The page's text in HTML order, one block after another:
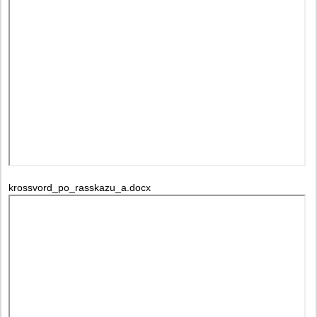
krossvord_po_rasskazu_a.docx